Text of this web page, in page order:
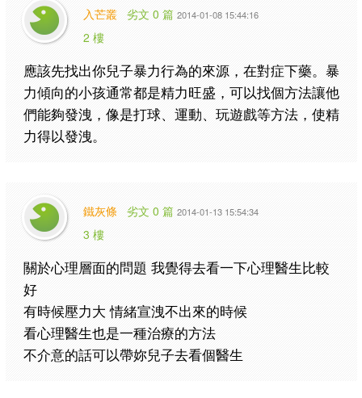
入芒叢 劣文 0 篇 2014-01-08 15:44:16
2 樓
應該先找出你兒子暴力行為的來源，在對症下藥。暴
力傾向的小孩通常都是精力旺盛，可以找個方法讓他
們能夠發洩，像是打球、運動、玩遊戲等方法，使精
力得以發洩。
鐵灰條 劣文 0 篇 2014-01-13 15:54:34
3 樓
關於心理層面的問題 我覺得去看一下心理醫生比較
好
有時候壓力大 情緒宣洩不出來的時候
看心理醫生也是一種治療的方法
不介意的話可以帶妳兒子去看個醫生